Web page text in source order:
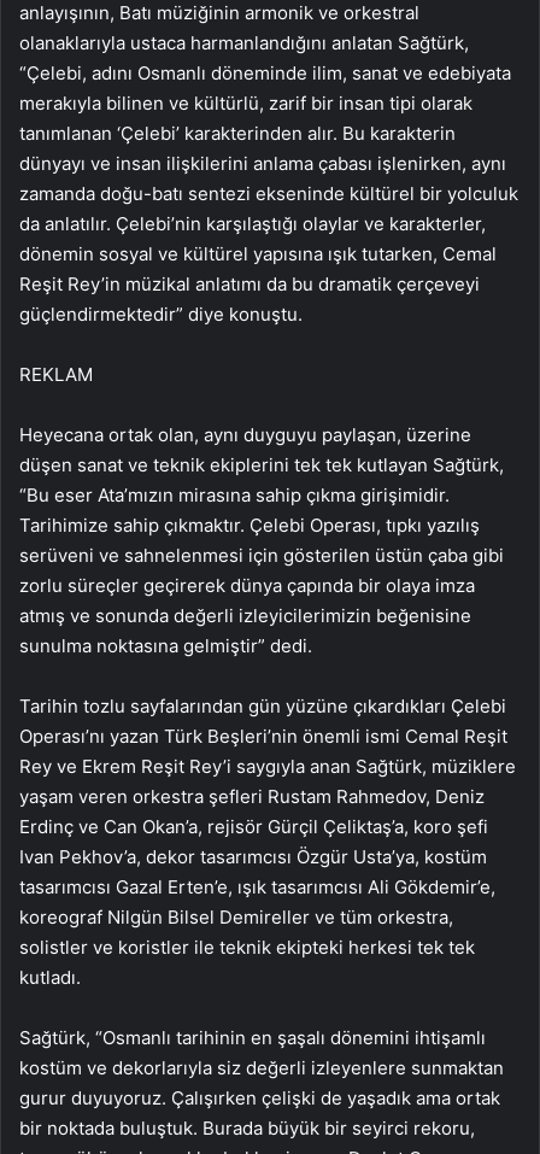
anlayışının, Batı müziğinin armonik ve orkestral
olanaklarıyla ustaca harmanlandığını anlatan Sağtürk,
“Çelebi, adını Osmanlı döneminde ilim, sanat ve edebiyata
merakıyla bilinen ve kültürlü, zarif bir insan tipi olarak
tanımlanan ‘Çelebi’ karakterinden alır. Bu karakterin
dünyayı ve insan ilişkilerini anlama çabası işlenirken, aynı
zamanda doğu-batı sentezi ekseninde kültürel bir yolculuk
da anlatılır. Çelebi’nin karşılaştığı olaylar ve karakterler,
dönemin sosyal ve kültürel yapısına ışık tutarken, Cemal
Reşit Rey’in müzikal anlatımı da bu dramatik çerçeveyi
güçlendirmektedir” diye konuştu.
REKLAM
Heyecana ortak olan, aynı duyguyu paylaşan, üzerine
düşen sanat ve teknik ekiplerini tek tek kutlayan Sağtürk,
“Bu eser Ata’mızın mirasına sahip çıkma girişimidir.
Tarihimize sahip çıkmaktır. Çelebi Operası, tıpkı yazılış
serüveni ve sahnelenmesi için gösterilen üstün çaba gibi
zorlu süreçler geçirerek dünya çapında bir olaya imza
atmış ve sonunda değerli izleyicilerimizin beğenisine
sunulma noktasına gelmiştir” dedi.
Tarihin tozlu sayfalarından gün yüzüne çıkardıkları Çelebi
Operası’nı yazan Türk Beşleri’nin önemli ismi Cemal Reşit
Rey ve Ekrem Reşit Rey’i saygıyla anan Sağtürk, müziklere
yaşam veren orkestra şefleri Rustam Rahmedov, Deniz
Erdinç ve Can Okan’a, rejisör Gürçil Çeliktaş’a, koro şefi
Ivan Pekhov’a, dekor tasarımcısı Özgür Usta’ya, kostüm
tasarımcısı Gazal Erten’e, ışık tasarımcısı Ali Gökdemir’e,
koreograf Nilgün Bilsel Demireller ve tüm orkestra,
solistler ve koristler ile teknik ekipteki herkesi tek tek
kutladı.
Sağtürk, “Osmanlı tarihinin en şaşalı dönemini ihtişamlı
kostüm ve dekorlarıyla siz değerli izleyenlere sunmaktan
gurur duyuyoruz. Çalışırken çelişki de yaşadık ama ortak
bir noktada buluştuk. Burada büyük bir seyirci rekoru,